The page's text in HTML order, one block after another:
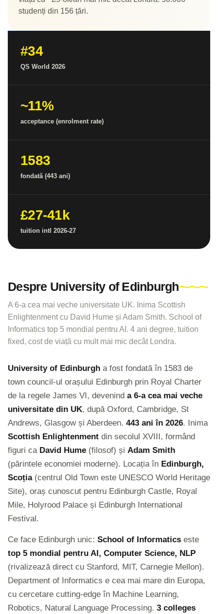
studenți din 156 țări.
#34
QS World 2026
~11%
acceptance (enrolment rate)
1583
fondată (443 ani)
£27-41k
tuition intl 2026-27
Despre University of Edinburgh
A 6-a cea mai veche universitate UK. Inima Scottish
Enlightenment cu David Hume și Adam Smith. School of
Informatics top 5 mondial pentru AI. 4 ani degree, tuition
fixed, cost de viață cu mult mai mic decât Londra.
University of Edinburgh a fost fondată în 1583 de
town council-ul orașului Edinburgh prin Royal Charter
de la regele James VI, devenind a 6-a cea mai veche
universitate din UK, după Oxford, Cambridge, St
Andrews, Glasgow și Aberdeen. 443 ani în 2026. Inima
Scottish Enlightenment din secolul XVIII, formând
figuri ca David Hume (filosof) și Adam Smith
(părintele economiei moderne). Locația în Edinburgh,
Scoția(centrul Old Town este UNESCO World Heritage
Site), oraș cunoscut pentru Edinburgh Castle, Royal
Mile, Holyrood Palace și Edinburgh International
Festival.
Ce face Edinburgh unic: School of Informatics este
top 5 mondial pentru AI, Computer Science, NLP
(rivalizează direct cu Stanford, MIT, Carnegie Mellon).
Department of Informatics e cea mai mare din Europa,
cu cercetare cutting-edge în Machine Learning,
Robotics, Natural Language Processing. 3 colleges